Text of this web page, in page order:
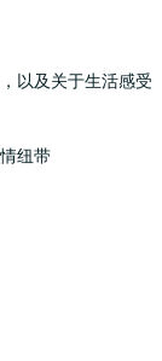
以及关于生活感受
纽带